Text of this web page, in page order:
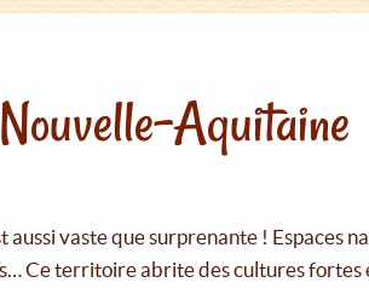
Aquitaine
vaste que surprenante ! Espaces
Ce territoire abrite des cultures fortes